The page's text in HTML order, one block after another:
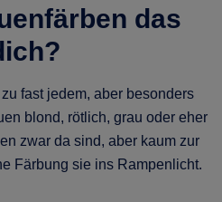
das
fast jedem, aber besonders
blond, rötlich, grau oder eher
zwar da sind, aber kaum zur
Färbung sie ins Rampenlicht.